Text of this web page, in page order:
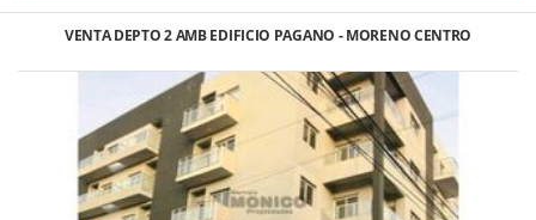
VENTA DEPTO 2 AMB EDIFICIO PAGANO - MORENO CENTRO